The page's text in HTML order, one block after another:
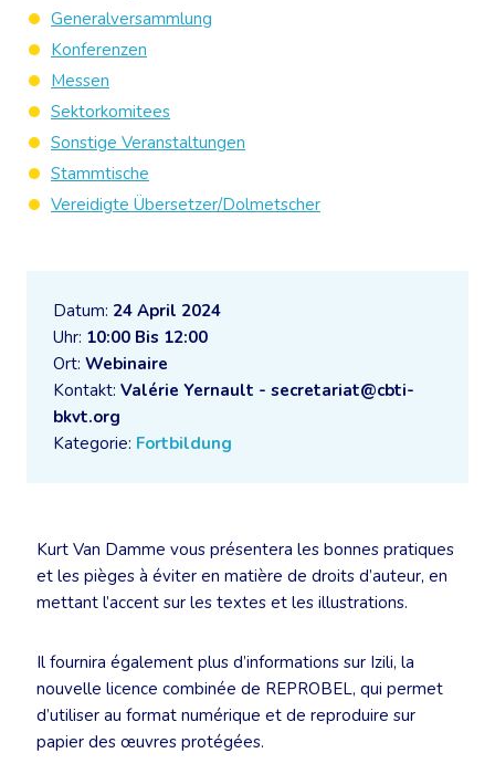
Datum: 24 April 2024
Uhr: 10:00 Bis 12:00
Ort: Webinaire
Kontakt: Valérie Yernault - secretariat@cbti-
bkvt.org
Kategorie: Fortbildung
Kurt Van Damme vous présentera les bonnes pratiques
et les pièges à éviter en matière de droits d’auteur, en
mettant l’accent sur les textes et les illustrations.
Il fournira également plus d’informations sur Izili, la
nouvelle licence combinée de REPROBEL, qui permet
d’utiliser au format numérique et de reproduire sur
papier des œuvres protégées.
Generalversammlung
Konferenzen
Messen
Sektorkomitees
Sonstige Veranstaltungen
Stammtische
Vereidigte Übersetzer/Dolmetscher